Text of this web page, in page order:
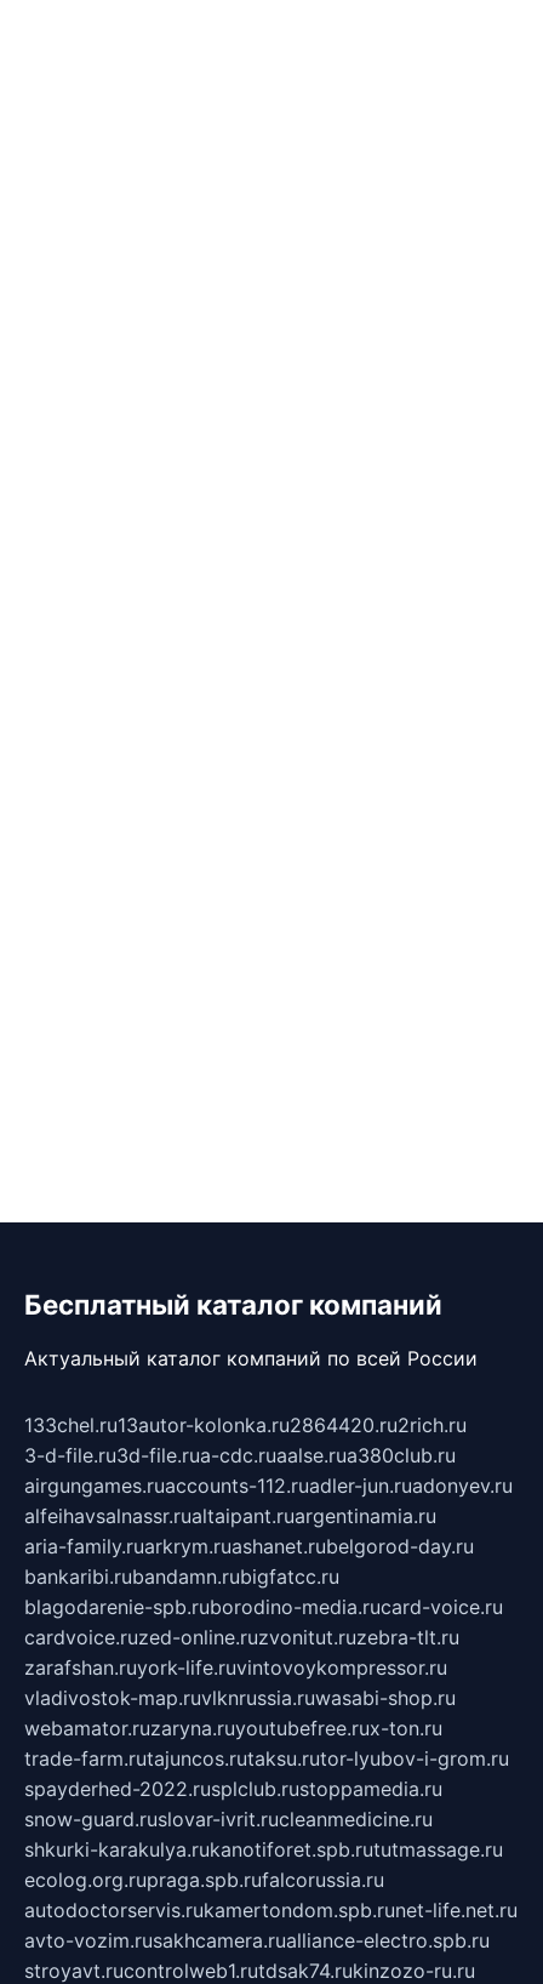
Бесплатный каталог компаний
Актуальный каталог компаний по всей России
133chel.ru13autor-kolonka.ru2864420.ru2rich.ru
3-d-file.ru3d-file.rua-cdc.ruaalse.rua380club.ru
airgungames.ruaccounts-112.ruadler-jun.ruadonyev.ru
alfeihavsalnassr.rualtaipant.ruargentinamia.ru
aria-family.ruarkrym.ruashanet.rubelgorod-day.ru
bankaribi.rubandamn.rubigfatcc.ru
blagodarenie-spb.ruborodino-media.rucard-voice.ru
cardvoice.ruzed-online.ruzvonitut.ruzebra-tlt.ru
zarafshan.ruyork-life.ruvintovoykompressor.ru
vladivostok-map.ruvlknrussia.ruwasabi-shop.ru
webamator.ruzaryna.ruyoutubefree.rux-ton.ru
trade-farm.rutajuncos.rutaksu.rutor-lyubov-i-grom.ru
spayderhed-2022.rusplclub.rustoppamedia.ru
snow-guard.ruslovar-ivrit.rucleanmedicine.ru
shkurki-karakulya.rukanotiforet.spb.rututmassage.ru
ecolog.org.rupraga.spb.rufalcorussia.ru
autodoctorservis.rukamertondom.spb.runet-life.net.ru
avto-vozim.rusakhcamera.rualliance-electro.spb.ru
stroyavt.rucontrolweb1.rutdsak74.rukinzozo-ru.ru